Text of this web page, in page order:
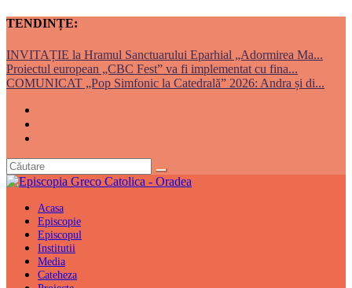
TENDINȚE:
INVITAȚIE la Hramul Sanctuarului Eparhial „Adormirea Ma...
Proiectul european „CBC Fest” va fi implementat cu fina...
COMUNICAT „Pop Simfonic la Catedrală” 2026: Andra și di...
Acasa
Episcopie
Episcopul
Institutii
Media
Cateheza